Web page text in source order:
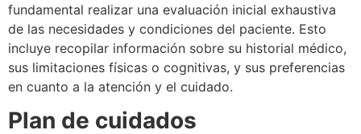
fundamental realizar una evaluación inicial exhaustiva
de las necesidades y condiciones del paciente. Esto
incluye recopilar información sobre su historial médico,
sus limitaciones físicas o cognitivas, y sus preferencias
en cuanto a la atención y el cuidado.
Plan de cuidados